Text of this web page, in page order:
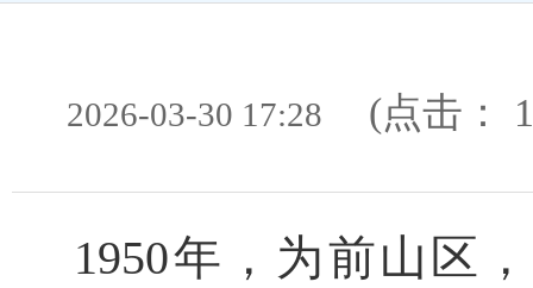
2026-03-30 17:28 (点击：
1950年，为前山区，